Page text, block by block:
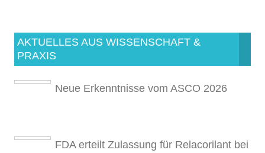
AKTUELLES AUS WISSENSCHAFT &
PRAXIS
Neue Erkenntnisse vom ASCO 2026
FDA erteilt Zulassung für Relacorilant bei